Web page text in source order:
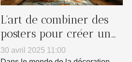
L'art de combiner des
posters pour créer un
mur de galerie chez soi
30 avril 2025 11:00